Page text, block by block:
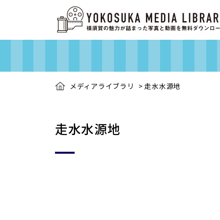
メディアライブラリ >走水水源地
走水水源地